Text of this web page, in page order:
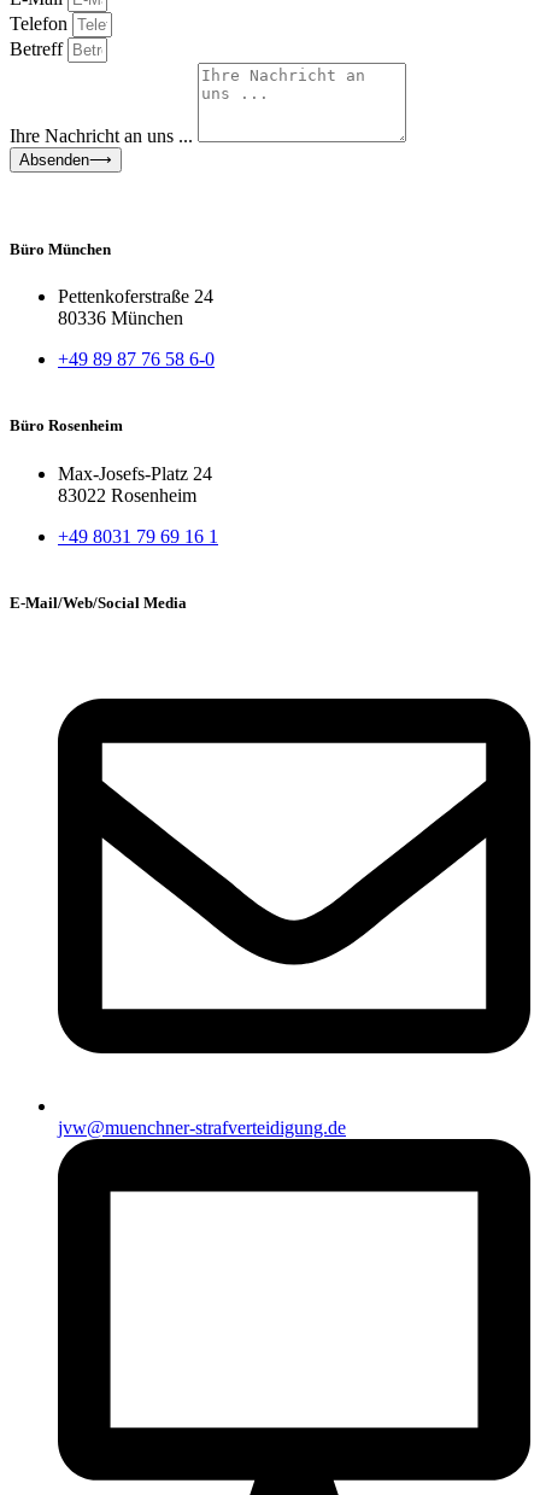
Telefon
Betreff
Ihre Nachricht an uns ...
Absenden⟶
Büro München
Pettenkoferstraße 24
80336 München
+49 89 87 76 58 6-0
Büro Rosenheim
Max-Josefs-Platz 24
83022 Rosenheim
+49 8031 79 69 16 1
E-Mail/Web/Social Media
jvw@muenchner-strafverteidigung.de